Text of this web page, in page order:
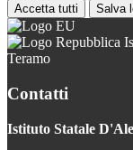
Accetta tutti Salva
Teramo
Contatti
Istituto Statale